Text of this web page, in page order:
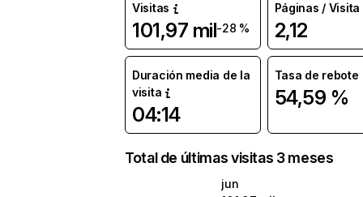
Visitas
101,97 mil-28 %
Páginas / Visita
2,12
Duración media de la
visita
04:14
Tasa de rebote
54,59 %
Total de últimas visitas 3 meses
jun